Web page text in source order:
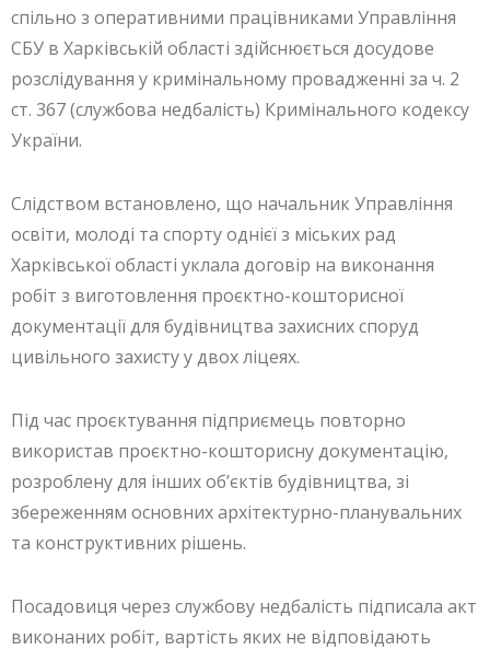
спільно з оперативними працівниками Управління
СБУ в Харківській області здійснюється досудове
розслідування у кримінальному провадженні за ч. 2
ст. 367 (службова недбалість) Кримінального кодексу
України.
Слідством встановлено, що начальник Управління
освіти, молоді та спорту однієї з міських рад
Харківської області уклала договір на виконання
робіт з виготовлення проєктно-кошторисної
документації для будівництва захисних споруд
цивільного захисту у двох ліцеях.
Під час проєктування підприємець повторно
використав проєктно-кошторисну документацію,
розроблену для інших об’єктів будівництва, зі
збереженням основних архітектурно-планувальних
та конструктивних рішень.
Посадовиця через службову недбалість підписала акт
виконаних робіт, вартість яких не відповідають